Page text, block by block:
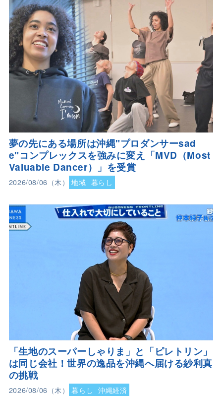
夢の先にある場所は沖縄"プロダンサーsad
e"コンプレックスを強みに変え「MVD（Most
Valuable Dancer）」を受賞
2026/08/06（木） 地域 暮らし
「生地のスーパーしゃりま」と「ピレトリン」
は同じ会社！世界の逸品を沖縄へ届ける紗利真
の挑戦
2026/08/06（木） 暮らし 沖縄経済